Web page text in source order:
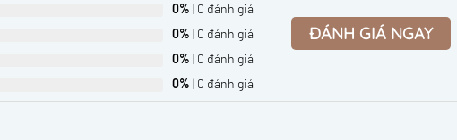
0% | 0 đánh giá
0% | 0 đánh giá
0% | 0 đánh giá
0% | 0 đánh giá
ĐÁNH GIÁ NGAY